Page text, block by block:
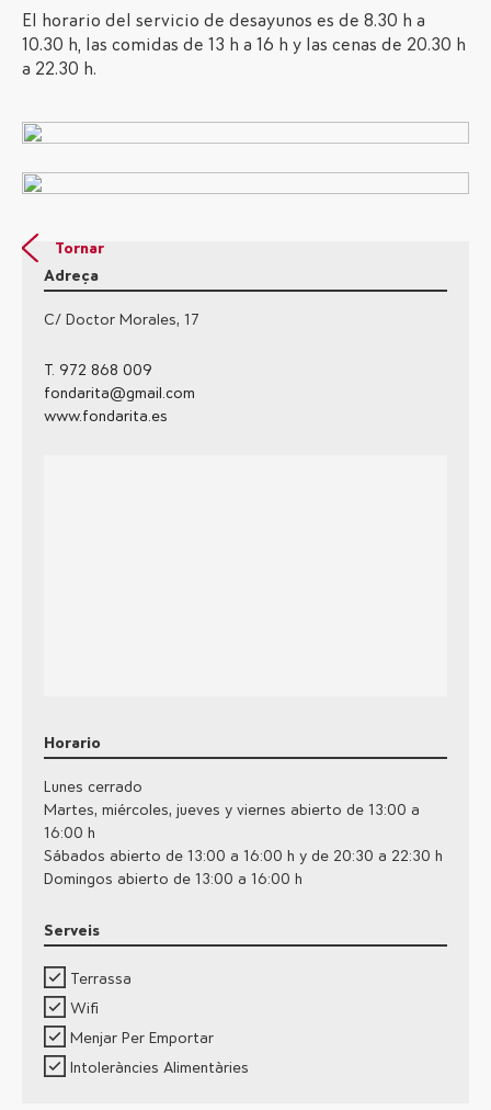
El horario del servicio de desayunos es de 8.30 h a
10.30 h, las comidas de 13 h a 16 h y las cenas de 20.30 h
a 22.30 h.
Tornar
Adreça
C/ Doctor Morales, 17
T. 972 868 009
fondarita@gmail.com
www.fondarita.es
Horario
Lunes cerrado
Martes, miércoles, jueves y viernes abierto de 13:00 a
16:00 h
Sábados abierto de 13:00 a 16:00 h y de 20:30 a 22:30 h
Domingos abierto de 13:00 a 16:00 h
Serveis
Terrassa
Wifi
Menjar Per Emportar
Intoleràncies Alimentàries